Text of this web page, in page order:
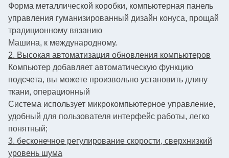
Форма металлической коробки, компьютерная панель
управления гуманизированный дизайн конуса, прощай
традиционному вязанию
Машина, к международному.
2. Высокая автоматизация обновления компьютеров
Компьютер добавляет автоматическую функцию
подсчета, вы можете произвольно установить длину
ткани, операционный
Система использует микрокомпьютерное управление,
удобный для пользователя интерфейс работы, легко
понятный;
3. бесконечное регулирование скорости, сверхнизкий
уровень шума